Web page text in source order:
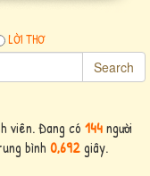
LỜI THƠ
Search
viên. Đang có 144người
bình 0,692giây.